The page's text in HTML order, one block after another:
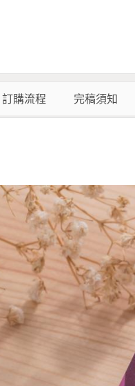
訂購流程 完稿須知